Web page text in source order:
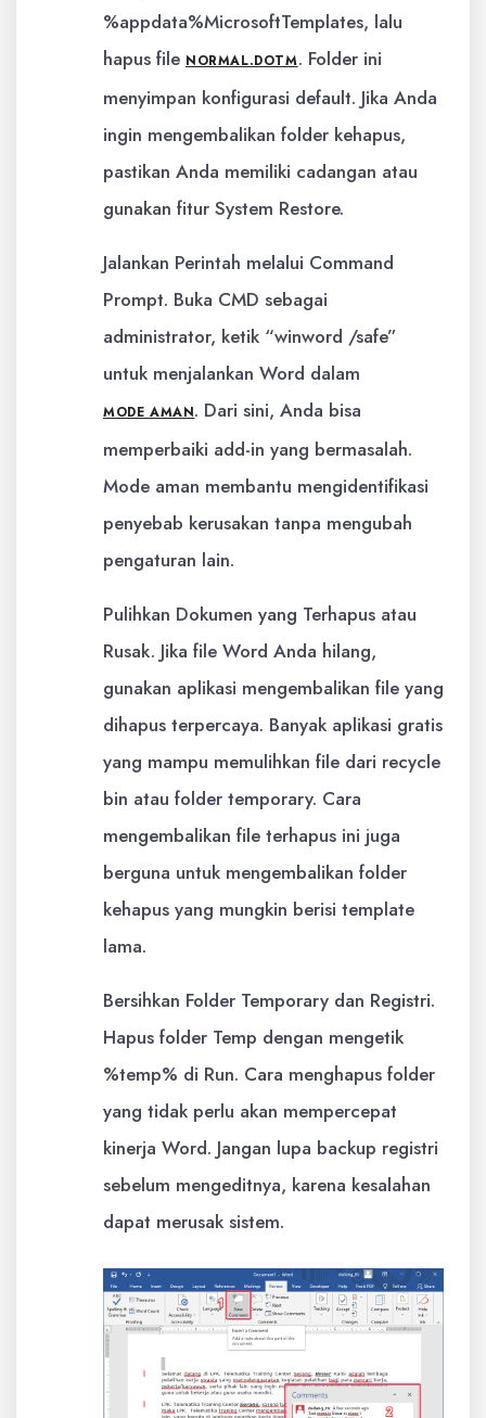
%appdata%MicrosoftTemplates, lalu
hapus file NORMAL.DOTM. Folder ini
menyimpan konfigurasi default. Jika Anda
ingin mengembalikan folder kehapus,
pastikan Anda memiliki cadangan atau
gunakan fitur System Restore.
Jalankan Perintah melalui Command
Prompt. Buka CMD sebagai
administrator, ketik “winword /safe”
untuk menjalankan Word dalam
MODE AMAN. Dari sini, Anda bisa
memperbaiki add-in yang bermasalah.
Mode aman membantu mengidentifikasi
penyebab kerusakan tanpa mengubah
pengaturan lain.
Pulihkan Dokumen yang Terhapus atau
Rusak. Jika file Word Anda hilang,
gunakan aplikasi mengembalikan file yang
dihapus terpercaya. Banyak aplikasi gratis
yang mampu memulihkan file dari recycle
bin atau folder temporary. Cara
mengembalikan file terhapus ini juga
berguna untuk mengembalikan folder
kehapus yang mungkin berisi template
lama.
Bersihkan Folder Temporary dan Registri.
Hapus folder Temp dengan mengetik
%temp% di Run. Cara menghapus folder
yang tidak perlu akan mempercepat
kinerja Word. Jangan lupa backup registri
sebelum mengeditnya, karena kesalahan
dapat merusak sistem.